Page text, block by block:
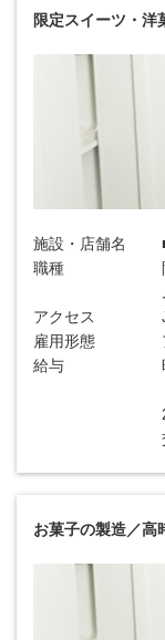
限定スイーツ・洋
施設・店舗名
職種
アクセス
雇用形態
給与
お菓子の製造／高